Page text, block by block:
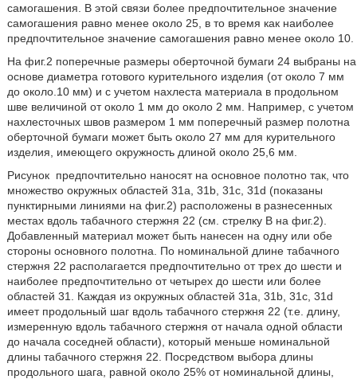
самогашения. В этой связи более предпочтительное значение
самогашения равно менее около 25, в то время как наиболее
предпочтительное значение самогашения равно менее около 10.
На фиг.2 поперечные размеры оберточной бумаги 24 выбраны на
основе диаметра готового курительного изделия (от около 7 мм
до около.10 мм) и с учетом нахлеста материала в продольном
шве величиной от около 1 мм до около 2 мм. Например, с учетом
нахлесточных швов размером 1 мм поперечный размер полотна
оберточной бумаги может быть около 27 мм для курительного
изделия, имеющего окружность длиной около 25,6 мм.
Рисунок предпочтительно наносят на основное полотно так, что
множество окружных областей 31а, 31b, 31с, 31d (показаны
пунктирными линиями на фиг.2) расположены в разнесенных
местах вдоль табачного стержня 22 (см. стрелку В на фиг.2).
Добавленный материал может быть нанесен на одну или обе
стороны основного полотна. По номинальной длине табачного
стержня 22 располагается предпочтительно от трех до шести и
наиболее предпочтительно от четырех до шести или более
областей 31. Каждая из окружных областей 31а, 31b, 31с, 31d
имеет продольный шаг вдоль табачного стержня 22 (т.е. длину,
измеренную вдоль табачного стержня от начала одной области
до начала соседней области), который меньше номинальной
длины табачного стержня 22. Посредством выбора длины
продольного шага, равной около 25% от номинальной длины,